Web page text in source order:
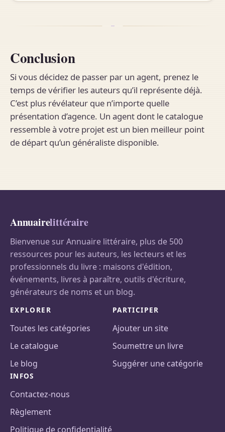
Conclusion
Si vous décidez de passer par un agent, prenez le
temps de vérifier les auteurs qu’il représente déjà.
C’est plus révélateur que n’importe quelle
présentation d’agence. Un agent dont le catalogue
ressemble à votre projet est un bien meilleur point
de départ qu’un généraliste disponible.
Annuairelittéraire
Bienvenue sur Annuaire littéraire, plus de 500
ressources pour les auteurs, les lecteurs et les
professionnels du livre : maisons d'édition,
événements, livres à paraître, outils d'écriture,
générateurs de noms et un blog.
EXPLORER
Toutes les catégories
Le catalogue
Le blog
PARTICIPER
Ajouter un site
Soumettre un livre
Suggérer une catégorie
INFOS
Contactez-nous
Règlement
Politique de confidentialité